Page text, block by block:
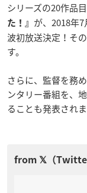
シリーズの20作品
た！』 が、2018年
波初放送決定！そ
す。
さらに、監督を務
ンタリー番組を、
ることも発表されま